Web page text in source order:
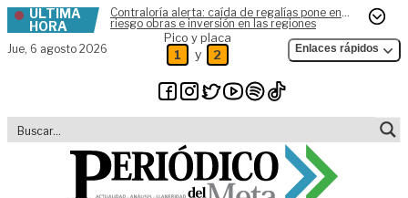
Skip to content
ÚLTIMA
HORA
Contraloría alerta: caída de regalías pone en
riesgo obras e inversión en las regiones
Jue, 6 agosto 2026
Pico y placa
1 y 2 Enlaces rápidos